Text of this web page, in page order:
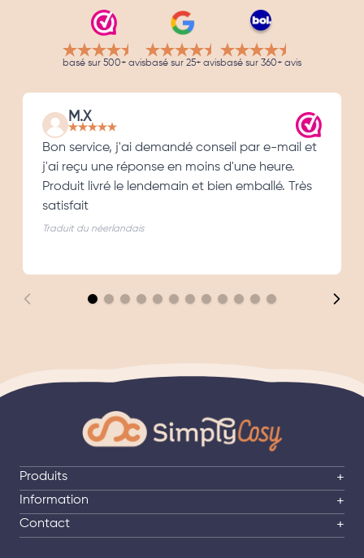
basé sur 500+ avisbasé sur 25+ avisbasé sur 360+ avis
M.X
Bon service, j'ai demandé conseil par e-mail et
j'ai reçu une réponse en moins d'une heure.
Produit livré le lendemain et bien emballé. Très
satisfait
Traduit du néerlandais
Produits +
Information +
Contact +